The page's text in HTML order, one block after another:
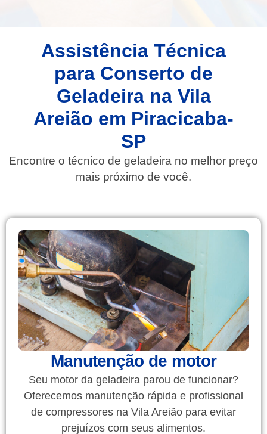
Assistência Técnica
para Conserto de
Geladeira na Vila
Areião em Piracicaba-
SP
Encontre o técnico de geladeira no melhor preço
mais próximo de você.
Manutenção de motor
Seu motor da geladeira parou de funcionar?
Oferecemos manutenção rápida e profissional
de compressores na Vila Areião para evitar
prejuízos com seus alimentos.